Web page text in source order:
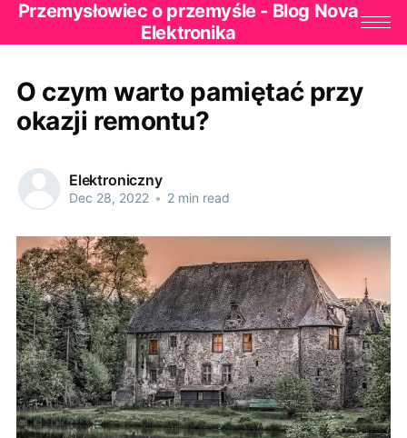
Przemysłowiec o przemyśle - Blog Nova
Elektronika
O czym warto pamiętać przy
okazji remontu?
Elektroniczny
Dec 28, 2022 • 2 min read